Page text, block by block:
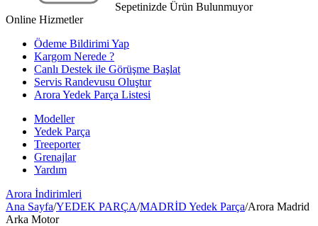
Sepetinizde Ürün Bulunmuyor
Online Hizmetler
Ödeme Bildirimi Yap
Kargom Nerede ?
Canlı Destek ile Görüşme Başlat
Servis Randevusu Oluştur
Arora Yedek Parça Listesi
Modeller
Yedek Parça
Treeporter
Grenajlar
Yardım
Arora İndirimleri
Ana Sayfa/YEDEK PARÇA/MADRİD Yedek Parça/Arora Madrid
Arka Motor